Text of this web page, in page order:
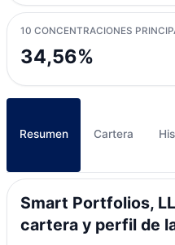
10 CONCENTRACIONES
34,56%
Resumen Cartera
Smart Portfolios,
cartera y perfil de